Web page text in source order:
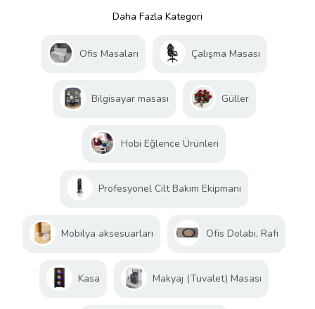
Daha Fazla Kategori
Ofis Masaları Çalışma Masası
Bilgisayar masası Güller
Hobi Eğlence Ürünleri
Profesyonel Cilt Bakım Ekipmanı
Mobilya aksesuarları Ofis Dolabı, Rafı
Kasa Makyaj (Tuvalet) Masası